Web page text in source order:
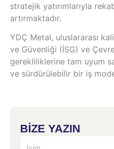
stratejik yatırımlarıyla
artırmaktadır.
YDÇ Metal, uluslararası
ve Güvenliği (İSG) ve
gerekliliklerine tam uyum
ve sürdürülebilir bir iş
BİZE YAZIN